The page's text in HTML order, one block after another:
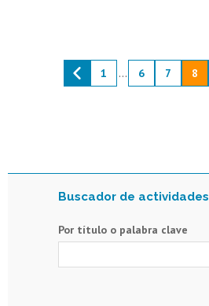
Buscador de actividades
Por título o palabra clave
1 ... 6 7 8